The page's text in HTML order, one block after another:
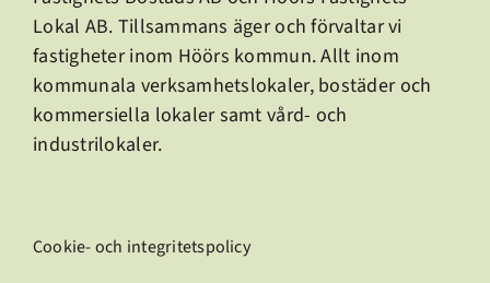
Lokal AB. Tillsammans äger och förvaltar vi
fastigheter inom Höörs kommun. Allt inom
kommunala verksamhetslokaler, bostäder och
kommersiella lokaler samt vård- och
industrilokaler.
Cookie- och integritetspolicy